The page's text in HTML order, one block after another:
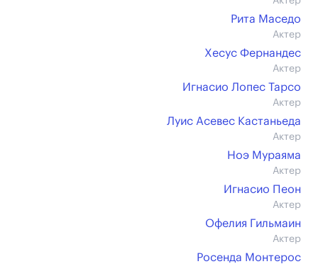
Рита Маседо
Актер
Хесус Фернандес
Актер
Игнасио Лопес Тарсо
Актер
Луис Асевес Кастаньеда
Актер
Ноэ Мураяма
Актер
Игнасио Пеон
Актер
Офелия Гильмаин
Актер
Роcенда Монтерос